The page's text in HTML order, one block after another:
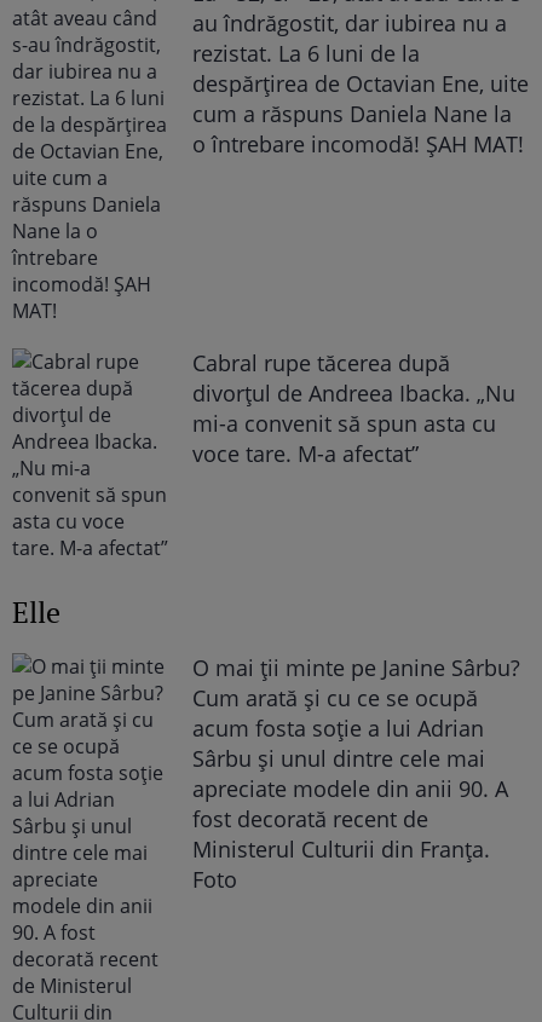
au îndrăgostit, dar iubirea nu a
rezistat. La 6 luni de la
despărțirea de Octavian Ene, uite
cum a răspuns Daniela Nane la
o întrebare incomodă! ȘAH MAT!
Cabral rupe tăcerea după
divorțul de Andreea Ibacka. „Nu
mi-a convenit să spun asta cu
voce tare. M-a afectat”
Elle
O mai ții minte pe Janine Sârbu?
Cum arată și cu ce se ocupă
acum fosta soție a lui Adrian
Sârbu și unul dintre cele mai
apreciate modele din anii 90. A
fost decorată recent de
Ministerul Culturii din Franța.
Foto